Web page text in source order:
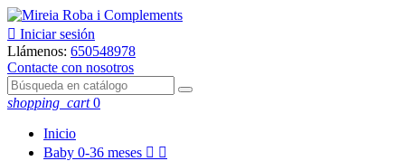
 Iniciar sesión
Llámenos: 650548978
Contacte con nosotros
shopping_cart 0
Inicio
Baby 0-36 meses  